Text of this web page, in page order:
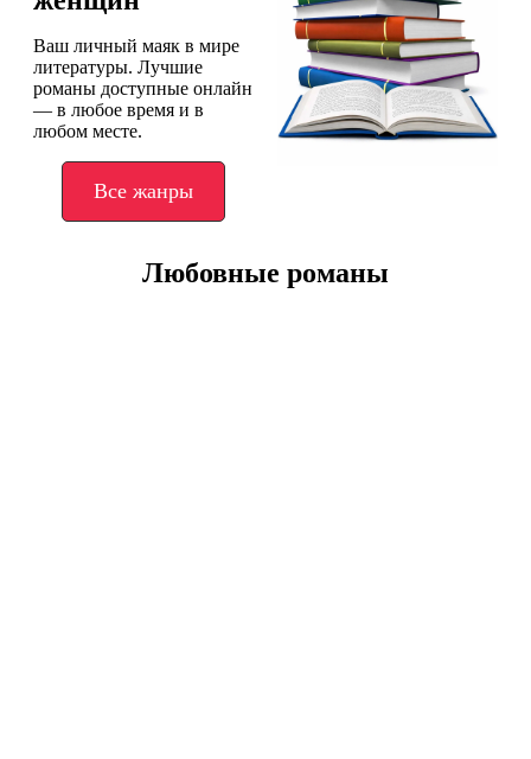
Ваш личный маяк в мире
литературы. Лучшие
романы доступные онлайн
— в любое время и в
любом месте.
Все жанры
Любовные романы